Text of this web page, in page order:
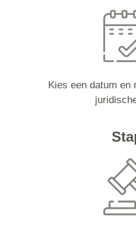
Kies een datum en